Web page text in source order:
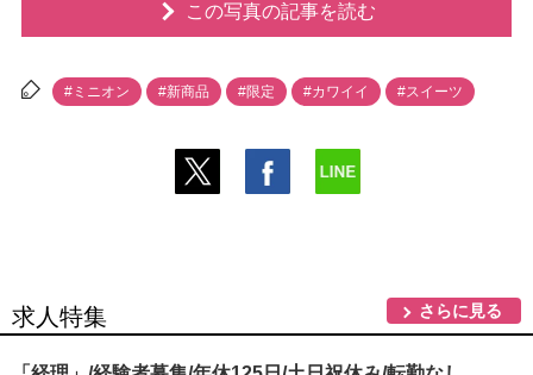
この写真の記事を読む
#ミニオン #新商品 #限定 #カワイイ #スイーツ
求人特集 さらに見る